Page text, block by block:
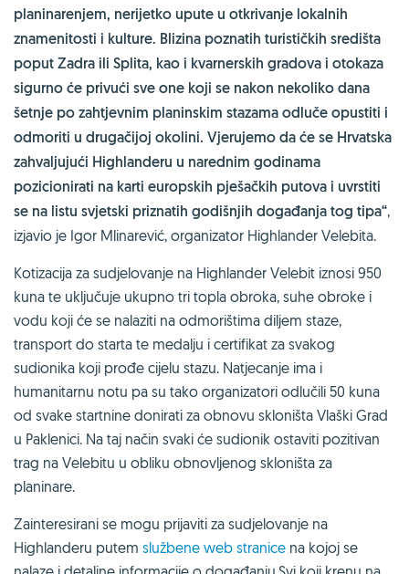
planinarenjem, nerijetko upute u otkrivanje lokalnih
znamenitosti i kulture. Blizina poznatih turističkih središta
poput Zadra ili Splita, kao i kvarnerskih gradova i otokaza
sigurno će privući sve one koji se nakon nekoliko dana
šetnje po zahtjevnim planinskim stazama odluče opustiti i
odmoriti u drugačijoj okolini. Vjerujemo da će se Hrvatska
zahvaljujući Highlanderu u narednim godinama
pozicionirati na karti europskih pješačkih putova i uvrstiti
se na listu svjetski priznatih godišnjih događanja tog tipa“,
izjavio je Igor Mlinarević, organizator Highlander Velebita.
Kotizacija za sudjelovanje na Highlander Velebit iznosi 950
kuna te uključuje ukupno tri topla obroka, suhe obroke i
vodu koji će se nalaziti na odmorištima diljem staze,
transport do starta te medalju i certifikat za svakog
sudionika koji prođe cijelu stazu. Natjecanje ima i
humanitarnu notu pa su tako organizatori odlučili 50 kuna
od svake startnine donirati za obnovu skloništa Vlaški Grad
u Paklenici. Na taj način svaki će sudionik ostaviti pozitivan
trag na Velebitu u obliku obnovljenog skloništa za
planinare.
Zainteresirani se mogu prijaviti za sudjelovanje na
Highlanderu putem službene web stranice na kojoj se